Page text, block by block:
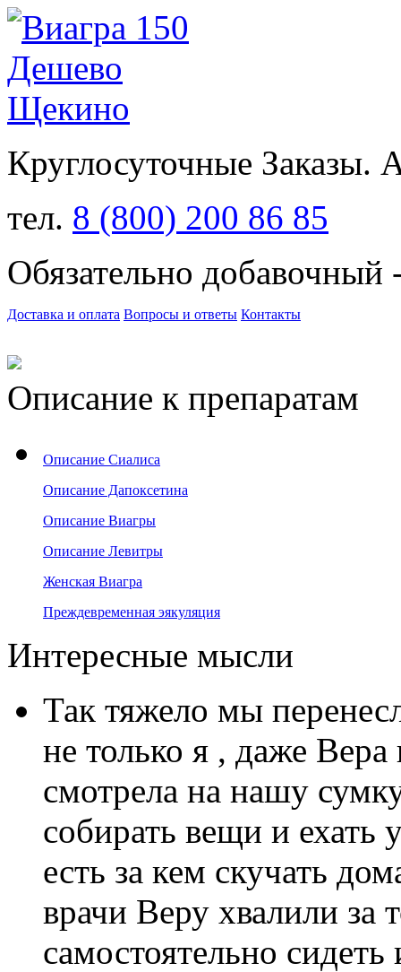
Круглосуточные Заказы.
тел. 8 (800) 200 86 85
Обязательно добавочный
Доставка и оплата Вопросы и ответы Контакты
Описание к препаратам
Описание Сиалиса
Описание Дапоксетина
Описание Виагры
Описание Левитры
Женская Виагра
Преждевременная эякуляция
Интересные мысли
Так тяжело мы
не только я , даже
смотрела на нашу
собирать вещи и ехать
есть за кем скучать
врачи Веру хвалили за
самостоятельно